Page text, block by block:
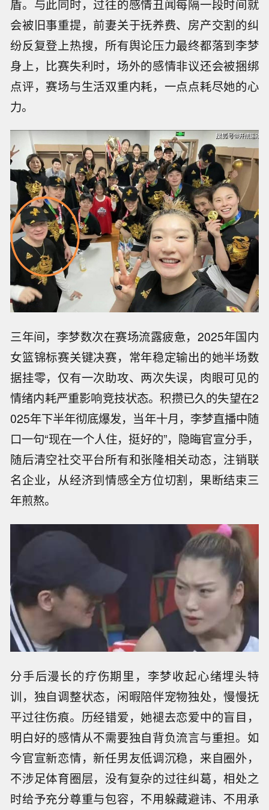
盾。与此同时，过往的感情丑闻每隔一段时间就
会被旧事重提，前妻关于抚养费、房产交割的纠
纷反复登上热搜，所有舆论压力最终都落到李梦
身上，比赛失利时，场外的感情非议还会被捆绑
点评，赛场与生活双重内耗，一点点耗尽她的心
力。
三年间，李梦数次在赛场流露疲惫，2025年国内
女篮锦标赛关键决赛，常年稳定输出的她半场数
据挂零，仅有一次助攻、两次失误，肉眼可见的
情绪内耗严重影响竞技状态。积攒已久的失望在2
025年下半年彻底爆发，当年十月，李梦直播中随
口一句“现在一个人住，挺好的”，隐晦官宣分手，
随后清空社交平台所有和张隆相关动态，注销联
名企业，从经济到情感全方位切割，果断结束三
年煎熬。
分手后漫长的疗伤期里，李梦收起心绪埋头特
训，独自调整状态，闲暇陪伴宠物独处，慢慢抚
平过往伤痕。历经错爱，她褪去恋爱中的盲目，
明白好的感情从不需要独自背负流言与重担。如
今官宣新恋情，新任男友低调沉稳，来自圈外，
不涉足体育圈层，没有复杂的过往纠葛，相处之
时给予充分尊重与包容，不用躲藏避讳、不用承